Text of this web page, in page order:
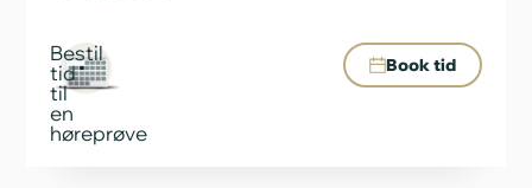
Bestil
tid
til
en
høreprøve
Book tid